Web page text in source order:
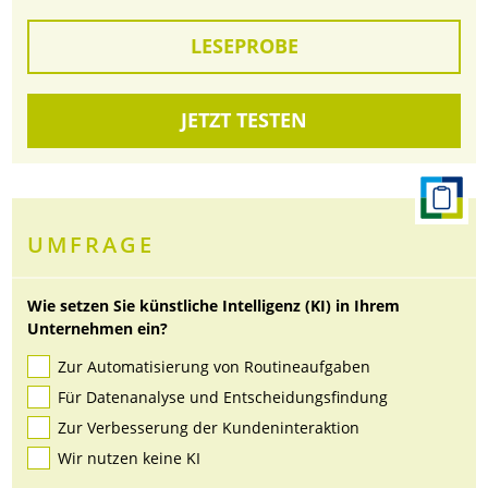
LESEPROBE
JETZT TESTEN
UMFRAGE
Wie setzen Sie künstliche Intelligenz (KI) in Ihrem
Unternehmen ein?
Zur Automatisierung von Routineaufgaben
Für Datenanalyse und Entscheidungsfindung
Zur Verbesserung der Kundeninteraktion
Wir nutzen keine KI